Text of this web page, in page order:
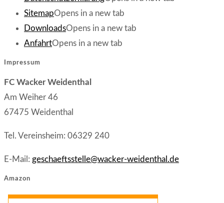
SitemapOpens in a new tab
DownloadsOpens in a new tab
AnfahrtOpens in a new tab
Impressum
FC Wacker Weidenthal
Am Weiher 46
67475 Weidenthal
Tel. Vereinsheim: 06329 240
E-Mail: geschaeftsstelle@wacker-weidenthal.de
Amazon